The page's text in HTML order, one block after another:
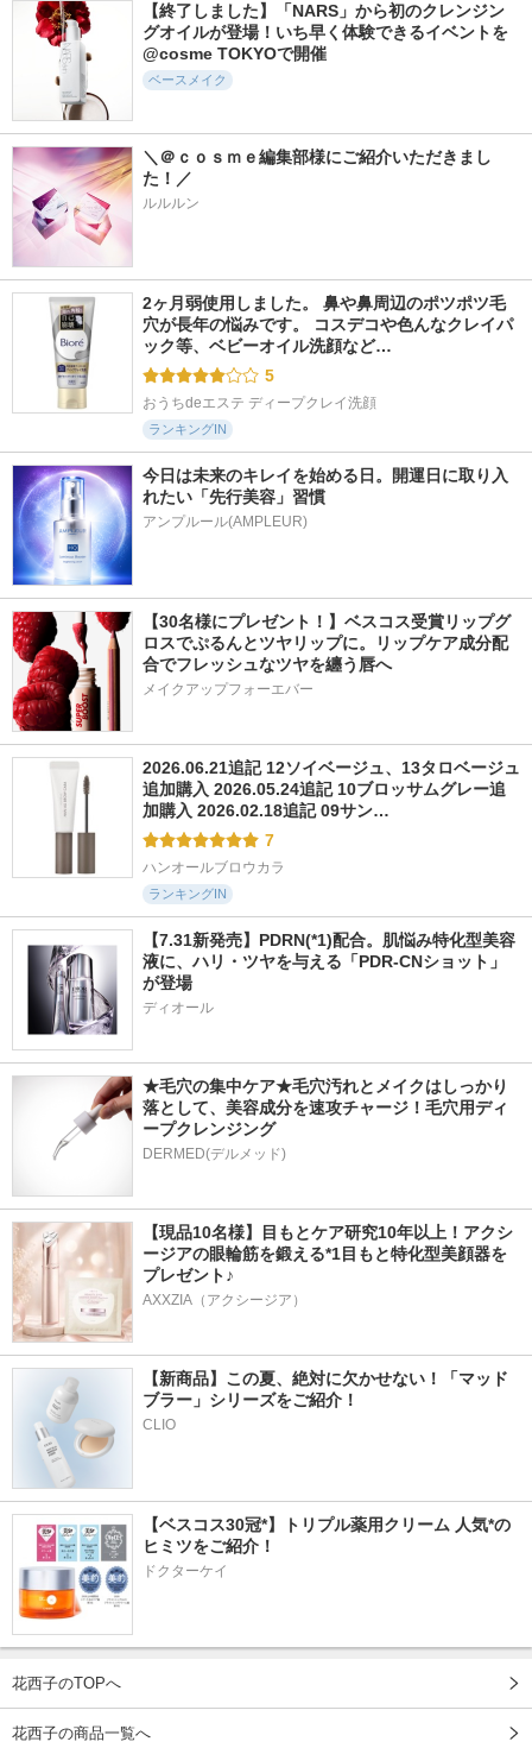
【終了しました】「NARS」から初のクレンジン
グオイルが登場！いち早く体験できるイベントを
@cosme TOKYOで開催
ベースメイク
＼＠ｃｏｓｍｅ編集部様にご紹介いただきまし
た！／
ルルルン
2ヶ月弱使用しました。 鼻や鼻周辺のポツポツ毛
穴が長年の悩みです。 コスデコや色んなクレイパ
ック等、ベビーオイル洗顔など…
5
おうちdeエステ ディープクレイ洗顔
ランキングIN
今日は未来のキレイを始める日。開運日に取り入
れたい「先行美容」習慣
アンプルール(AMPLEUR)
【30名様にプレゼント！】ベスコス受賞リップグ
ロスでぷるんとツヤリップに。リップケア成分配
合でフレッシュなツヤを纏う唇へ
メイクアップフォーエバー
2026.06.21追記 12ソイベージュ、13タロベージュ
追加購入 2026.05.24追記 10ブロッサムグレー追
加購入 2026.02.18追記 09サン…
7
ハンオールブロウカラ
ランキングIN
【7.31新発売】PDRN(*1)配合。肌悩み特化型美容
液に、ハリ・ツヤを与える「PDR-CNショット」
が登場
ディオール
★毛穴の集中ケア★毛穴汚れとメイクはしっかり
落として、美容成分を速攻チャージ！毛穴用ディ
ープクレンジング
DERMED(デルメッド)
【現品10名様】目もとケア研究10年以上！アクシ
ージアの眼輪筋を鍛える*1目もと特化型美顔器を
プレゼント♪
AXXZIA（アクシージア）
【新商品】この夏、絶対に欠かせない！「マッド
ブラー」シリーズをご紹介！
CLIO
【ベスコス30冠*】トリプル薬用クリーム 人気*の
ヒミツをご紹介！
ドクターケイ
花西子のTOPへ
花西子の商品一覧へ